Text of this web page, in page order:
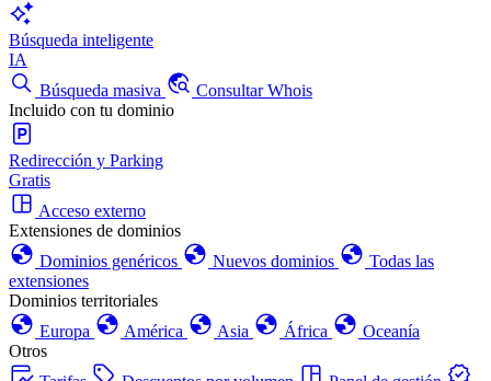
Búsqueda inteligente
IA
Búsqueda masiva
Consultar Whois
Incluido con tu dominio
Redirección y Parking
Gratis
Acceso externo
Extensiones de dominios
Dominios genéricos
Nuevos dominios
Todas las
extensiones
Dominios territoriales
Europa
América Asia África
Oceanía
Otros